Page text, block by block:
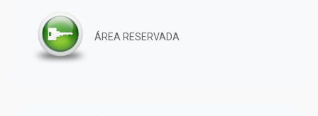
ÁREA RESERVADA